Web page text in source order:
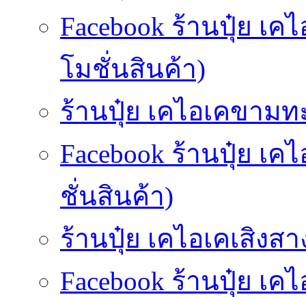
Facebook ร้านปุ๋ย เ
โมชั่นสินค้า)
ร้านปุ๋ย เคไอเคขาม
Facebook ร้านปุ๋ย เ
ชั่นสินค้า)
ร้านปุ๋ย เคไอเคเสิงส
Facebook ร้านปุ๋ย เ